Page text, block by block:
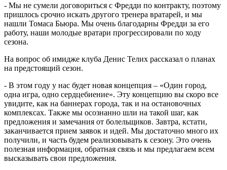
- Мы не сумели договориться с Фредди по контракту, поэтому
пришлось срочно искать другого тренера вратарей, и мы
нашли Томаса Бьюра. Мы очень благодарны Фредди за его
работу, наши молодые вратари прогрессировали по ходу
сезона.
На вопрос об имидже клуба Денис Телих рассказал о планах
на предстоящий сезон.
- В этом году у нас будет новая концепция – «Один город,
одна игра, одно сердцебиение». Эту концепцию вы скоро все
увидите, как на баннерах города, так и на остановочных
комплексах. Также мы осознанно шли на такой шаг, как
предложения и замечания от болельщиков. Завтра, кстати,
заканчивается прием заявок и идей. Мы достаточно много их
получили, и часть будем реализовывать к сезону. Это очень
полезная информация, обратная связь и мы предлагаем всем
высказывать свои предложения.